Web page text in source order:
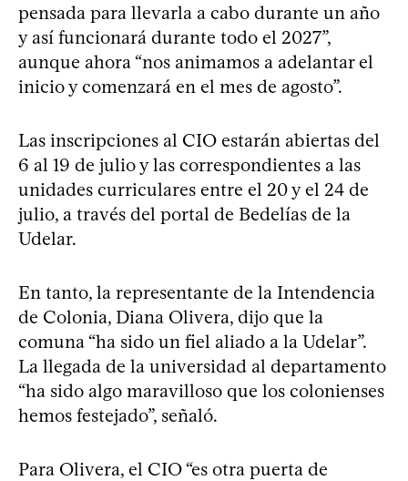
pensada para llevarla a cabo durante un año
y así funcionará durante todo el 2027”,
aunque ahora “nos animamos a adelantar el
inicio y comenzará en el mes de agosto”.
Las inscripciones al CIO estarán abiertas del
6 al 19 de julio y las correspondientes a las
unidades curriculares entre el 20 y el 24 de
julio, a través del portal de Bedelías de la
Udelar.
En tanto, la representante de la Intendencia
de Colonia, Diana Olivera, dijo que la
comuna “ha sido un fiel aliado a la Udelar”.
La llegada de la universidad al departamento
“ha sido algo maravilloso que los colonienses
hemos festejado”, señaló.
Para Olivera, el CIO “es otra puerta de